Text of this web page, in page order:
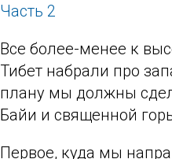
Часть 2
Все более-менее к
Тибет набрали про
плану мы должны
Байи и священной
Первое, куда мы